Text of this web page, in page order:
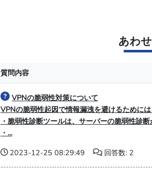
あわ
質問内容
VPNの脆弱性対策について
VPNの脆弱性起因で情報漏洩を避けるために
・脆弱性診断ツールは、サーバーの脆弱性診
・...
2023-12-25 08:29:49
回答数: 2